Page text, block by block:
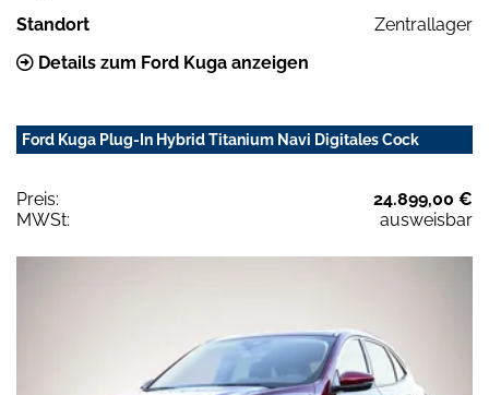
Standort
Zentrallager
Details zum Ford Kuga anzeigen
Ford Kuga Plug-In Hybrid Titanium Navi Digitales Cock
Preis:
24.899,00 €
MWSt:
ausweisbar